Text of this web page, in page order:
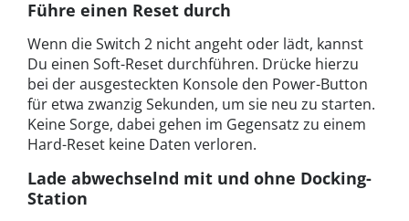
Führe einen Reset durch
Wenn die Switch 2 nicht angeht oder lädt, kannst
Du einen Soft-Reset durchführen. Drücke hierzu
bei der ausgesteckten Konsole den Power-Button
für etwa zwanzig Sekunden, um sie neu zu starten.
Keine Sorge, dabei gehen im Gegensatz zu einem
Hard-Reset keine Daten verloren.
Lade abwechselnd mit und ohne Docking-
Station